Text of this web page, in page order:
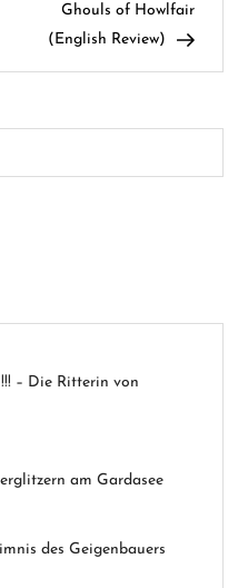
Ghouls of Howlfair
(English Review)
– Die Ritterin von
am Gardasee
des Geigenbauers